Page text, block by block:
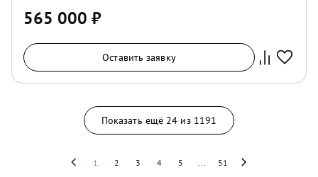
565 000 ₽
Оставить заявку
Показать ещё 24 из 1191
1 2 3 4 5 51